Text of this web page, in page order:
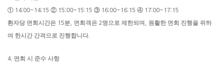
① 14:00~14:15 ② 15:00~15:15 ③ 16:00~16:15 ④ 17:00~17:15
환자당 면회시간은 15분 면회객은 2명으로 제한되며
원활한 면회 진행을 위하
여 한시간 간격으로 진행합니다
4. 면회 시 준수 사항